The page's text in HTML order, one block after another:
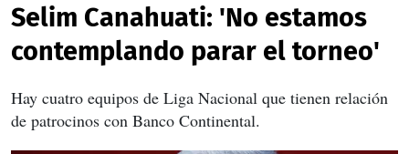
Selim Canahuati: 'No estamos
contemplando parar el torneo'
Hay cuatro equipos de Liga Nacional que tienen relación
de patrocinos con Banco Continental.